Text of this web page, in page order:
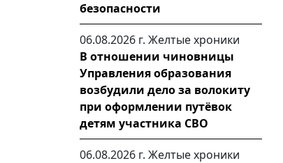
безопасности
06.08.2026 г. Желтые хроники
В отношении чиновницы
Управления образования
возбудили дело за волокиту
при оформлении путёвок
детям участника СВО
06.08.2026 г. Желтые хроники